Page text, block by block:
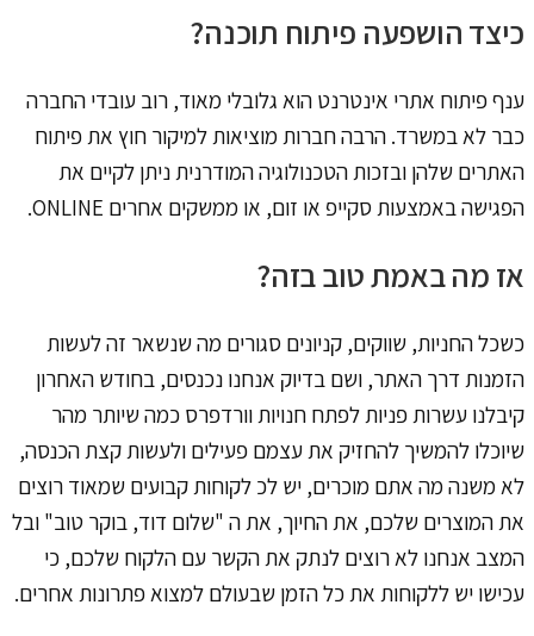
כיצד הושפעה פיתוח תוכנה?
ענף פיתוח אתרי אינטרנט הוא גלובלי מאוד, רוב עובדי החברה
כבר לא במשרד. הרבה חברות מוציאות למיקור חוץ את פיתוח
האתרים שלהן ובזכות הטכנולוגיה המודרנית ניתן לקיים את
הפגישה באמצעות סקייפ או זום, או ממשקים אחרים ONLINE.
אז מה באמת טוב בזה?
כשכל החניות, שווקים, קניונים סגורים מה שנשאר זה לעשות
הזמנות דרך האתר, ושם בדיוק אנחנו נכנסים, בחודש האחרון
קיבלנו עשרות פניות לפתח חנויות וורדפרס כמה שיותר מהר
שיוכלו להמשיך להחזיק את עצמם פעילים ולעשות קצת הכנסה,
לא משנה מה אתם מוכרים, יש לכ לקוחות קבועים שמאוד רוצים
את המוצרים שלכם, את החיוך, את ה "שלום דוד, בוקר טוב" ובל
המצב אנחנו לא רוצים לנתק את הקשר עם הלקוח שלכם, כי
עכישו יש ללקוחות את כל הזמן שבעולם למצוא פתרונות אחרים.